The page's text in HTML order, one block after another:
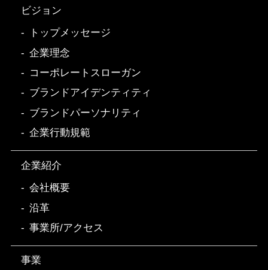
ビジョン
トップメッセージ
企業理念
コーポレートスローガン
ブランドアイデンティティ
ブランドパーソナリティ
企業行動規範
企業紹介
会社概要
沿革
事業所/アクセス
事業